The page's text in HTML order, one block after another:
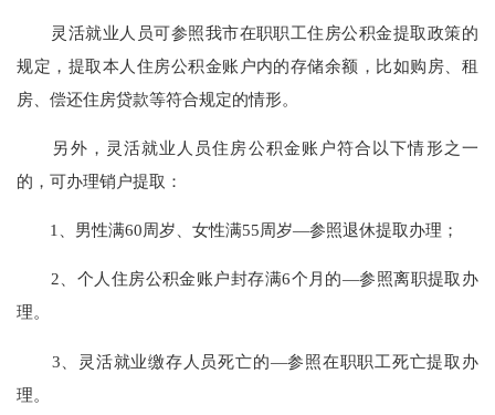
灵活就业人员可参照我市在职职工住房公积金提取政策的
规定，提取本人住房公积金账户内的存储余额，比如购房、租
房、偿还住房贷款等符合规定的情形。
另外，灵活就业人员住房公积金账户符合以下情形之一
的，可办理销户提取：
1、男性满60周岁、女性满55周岁—参照退休提取办理；
2、个人住房公积金账户封存满6个月的—参照离职提取办
理。
3、灵活就业缴存人员死亡的—参照在职职工死亡提取办
理。